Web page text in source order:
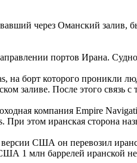
через Оманский
портов Ирана.
на борт которого проникли
заливе. После этого связь с
компания Empire
При этом иранская сторона
версии США он перевозил
США 1 млн баррелей иранской